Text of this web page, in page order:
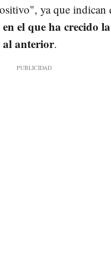
ya que indican
el que ha crecido la
al anterior.